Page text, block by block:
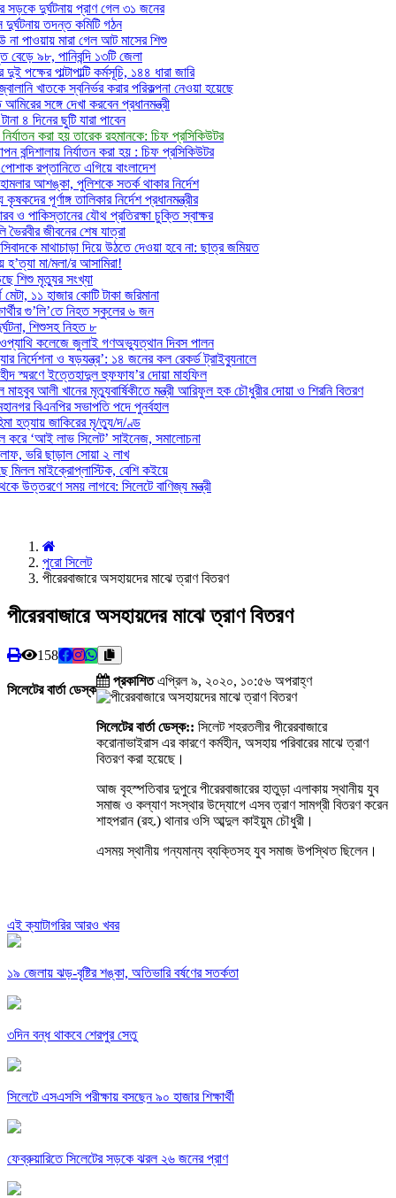
সড়কে দুর্ঘটনায় প্রাণ গেল ৩১ জনের
দুর্ঘটনায় তদন্ত কমিটি গঠন
পাওয়ায় মারা গেল আট মাসের শিশু
৯৮, পানিবন্দি ১৩টি জেলা
পক্ষের পাল্টাপাল্টি কর্মসূচি, ১৪৪ ধারা জারি
খাতকে স্বনির্ভর করার পরিকল্পনা নেওয়া হয়েছে
সঙ্গে দেখা করবেন প্রধানমন্ত্রী
৪ দিনের ছুটি যারা পাবেন
নির্যাতন করা হয় তারেক রহমানকে: চিফ প্রসিকিউটর
বন্দিশালায় নির্যাতন করা হয় : চিফ প্রসিকিউটর
রপ্তানিতে এগিয়ে বাংলাদেশ
আশঙ্কা, পুলিশকে সতর্ক থাকার নির্দেশ
পূর্ণাঙ্গ তালিকার নির্দেশ প্রধানমন্ত্রীর
পাকিস্তানের যৌথ প্রতিরক্ষা চুক্তি স্বাক্ষর
ভৈরবীর জীবনের শেষ যাত্রা
মাথাচাড়া দিয়ে উঠতে দেওয়া হবে না: ছাত্র জমিয়ত
মা/মলা/র আসামিরা!
শিশু মৃত্যুর সংখ্যা
১১ হাজার কোটি টাকা জরিমানা
গু’লি’তে নিহত স্কুলের ৬ জন
শিশুসহ নিহত ৮
কলেজে জুলাই গণঅভ্যুত্থান দিবস পালন
নির্দেশনা ও ষড়যন্ত্র’: ১৪ জনের কল রেকর্ড ট্রাইব্যুনালে
স্মরণে ইত্তেহাদুল হুফফায’র দোয়া মাহফিল
মাহবুব আলী খানের মৃত্যুবার্ষিকীতে মন্ত্রী আরিফুল হক চৌধুরীর দোয়া ও শিরনি বিতরণ
বিএনপির সভাপতি পদে পুনর্বহাল
হত্যায় জাকিরের মৃ/ত্যু/দ/ণ্ড
করে ‘আই লাভ সিলেট’ সাইনেজ, সমালোচনা
ভরি ছাড়াল সোয়া ২ লাখ
মিলল মাইক্রোপ্লাস্টিক, বেশি কইয়ে
উত্তরণে সময় লাগবে: সিলেটে বাণিজ্য মন্ত্রী
পুরাে সিলেট
পীরেরবাজারে অসহায়দের মাঝে ত্রাণ বিতরণ
পীরেরবাজারে অসহায়দের মাঝে ত্রাণ বিতরণ
158
সিলেটের বার্তা ডেস্ক
প্রকাশিতএপ্রিল ৯, ২০২০, ১০:৫৬ অপরাহ্ণ
সিলেটের বার্তা ডেস্ক:: সিলেট শহরতলীর পীরেরবাজারে
করোনাভাইরাস এর কারণে কর্মহীন, অসহায় পরিবারের মাঝে ত্রাণ
বিতরণ করা হয়েছে।
আজ বৃহস্পতিবার দুপুরে পীরেরবাজারের হাতুড়া এলাকায় স্থানীয় যুব
সমাজ ও কল্যাণ সংস্থার উদ্যোগে এসব ত্রাণ সামগ্রী বিতরণ করেন
শাহপরান (রহ.) থানার ওসি আব্দুল কাইয়ুম চৌধুরী।
এসময় স্থানীয় গন্যমান্য ব্যক্তিসহ যুব সমাজ উপস্থিত ছিলেন।
এই ক্যাটাগরির আরও খবর
১৯ জেলায় ঝড়-বৃষ্টির শঙ্কা, অতিভারি বর্ষণের সতর্কতা
৩দিন বন্ধ থাকবে শেরপুর সেতু
সিলেটে এসএসসি পরীক্ষায় বসছেন ৯০ হাজার শিক্ষার্থী
ফেব্রুয়ারিতে সিলেটের সড়কে ঝরল ২৬ জনের প্রাণ